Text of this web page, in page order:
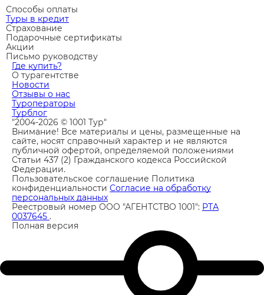
Способы оплаты
Туры в кредит
Страхование
Подарочные сертификаты
Акции
Письмо руководству
Где купить?
О турагентстве
Новости
Отзывы о нас
Туроператоры
Турблог
"2004-2026 © 1001 Тур"
Внимание! Все материалы и цены, размещенные на
сайте, носят справочный характер и не являются
публичной офертой, определяемой положениями
Статьи 437 (2) Гражданского кодекса Российской
Федерации.
Пользовательское соглашение Политика
конфиденциальности Согласие на обработку
персональных данных
Реестровый номер ООО "АГЕНТСТВО 1001": РТА
0037645 .
Полная версия